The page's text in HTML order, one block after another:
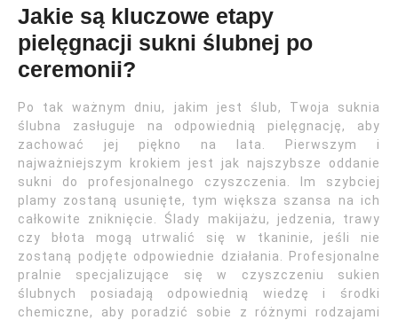
Jakie są kluczowe etapy
pielęgnacji sukni ślubnej po
ceremonii?
Po tak ważnym dniu, jakim jest ślub, Twoja suknia
ślubna zasługuje na odpowiednią pielęgnację, aby
zachować jej piękno na lata. Pierwszym i
najważniejszym krokiem jest jak najszybsze oddanie
sukni do profesjonalnego czyszczenia. Im szybciej
plamy zostaną usunięte, tym większa szansa na ich
całkowite zniknięcie. Ślady makijażu, jedzenia, trawy
czy błota mogą utrwalić się w tkaninie, jeśli nie
zostaną podjęte odpowiednie działania. Profesjonalne
pralnie specjalizujące się w czyszczeniu sukien
ślubnych posiadają odpowiednią wiedzę i środki
chemiczne, aby poradzić sobie z różnymi rodzajami